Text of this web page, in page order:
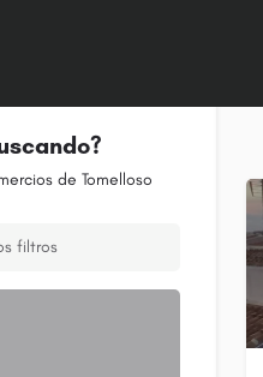
de Tomelloso
filtros